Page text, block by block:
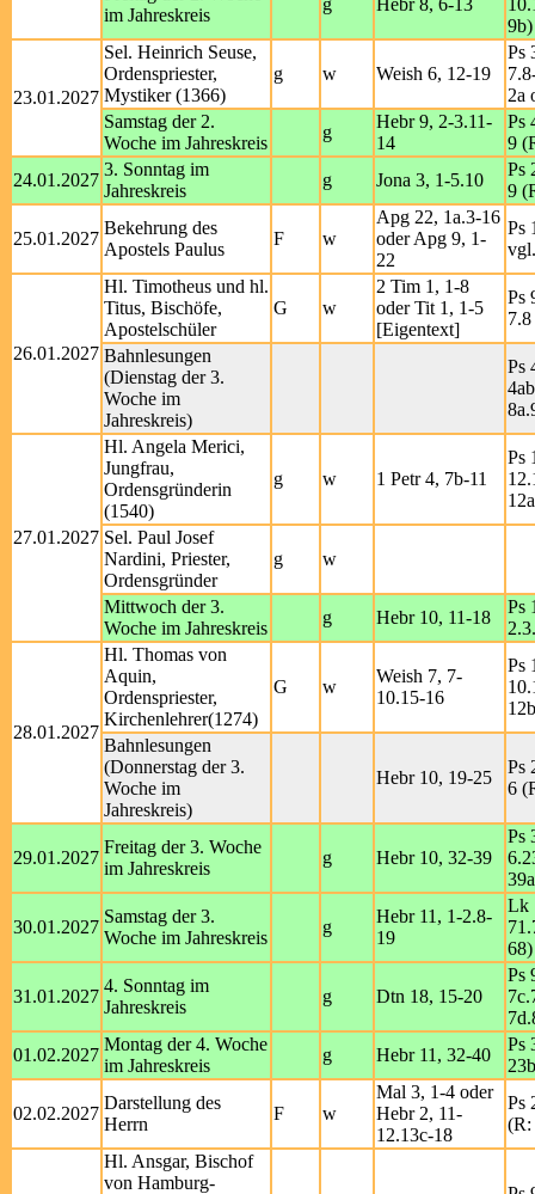
im Jahreskreis
g Hebr 8, 6-13
9b)
23.01.2027
Sel. Heinrich Seuse,
Ordenspriester,
Mystiker (1366)
g w Weish 6, 12-19
Ps
2a
Samstag der 2.
Woche im Jahreskreis
g
Hebr 9, 2-3.11-
14
Ps
9
24.01.2027
3. Sonntag im
Jahreskreis
g Jona 3, 1-5.10
Ps
9
25.01.2027
Bekehrung des
Apostels Paulus
F w
Apg 22, 1a.3-16
oder Apg 9, 1-
22
Ps
26.01.2027
Hl. Timotheus und hl.
Titus, Bischöfe,
Apostelschüler
G w
2 Tim 1, 1-8
oder Tit 1, 1-5
[Eigentext]
Ps
Bahnlesungen
(Dienstag der 3.
Woche im
Jahreskreis)
Ps
27.01.2027
Hl. Angela Merici,
Jungfrau,
Ordensgründerin
(1540)
g w 1 Petr 4, 7b-11
Ps
Sel. Paul Josef
Nardini, Priester,
Ordensgründer
g w
Mittwoch der 3.
Woche im Jahreskreis
g Hebr 10, 11-18
Ps
28.01.2027
Hl. Thomas von
Aquin,
Ordenspriester,
Kirchenlehrer(1274)
G w
Weish 7, 7-
10.15-16
Ps
Bahnlesungen
(Donnerstag der 3.
Woche im
Jahreskreis)
Hebr 10, 19-25
Ps
6
29.01.2027
Freitag der 3. Woche
im Jahreskreis
g Hebr 10, 32-39
Ps
30.01.2027
Samstag der 3.
Woche im Jahreskreis
g
Hebr 11, 1-2.8-
19
Lk
68)
31.01.2027
4. Sonntag im
Jahreskreis
g Dtn 18, 15-20
Ps
01.02.2027
Montag der 4. Woche
im Jahreskreis
g Hebr 11, 32-40
Ps
02.02.2027
Darstellung des
Herrn
F w
Mal 3, 1-4 oder
Hebr 2, 11-
12.13c-18
Ps
(R:
Hl. Ansgar, Bischof
von Hamburg-